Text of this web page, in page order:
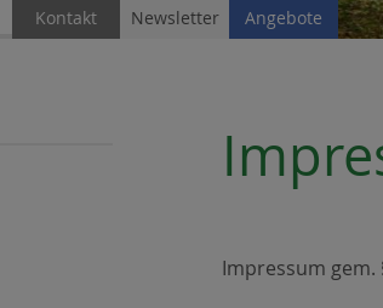
Kontakt Newsletter Angebote
Impressum gem.